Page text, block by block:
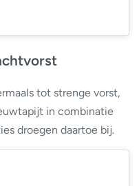
tot strenge vorst,
in combinatie
droegen daartoe bij.